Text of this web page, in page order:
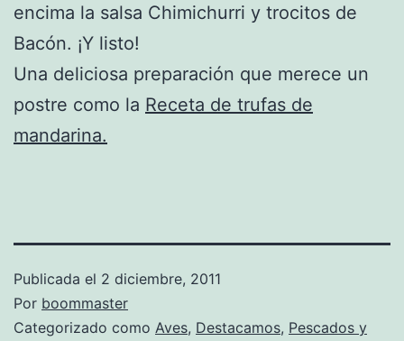
encima la salsa Chimichurri y trocitos de
Bacón. ¡Y listo!
Una deliciosa preparación que merece un
postre como la Receta de trufas de
mandarina.
Publicada el 2 diciembre, 2011
Por boommaster
Categorizado como Aves, Destacamos, Pescados y